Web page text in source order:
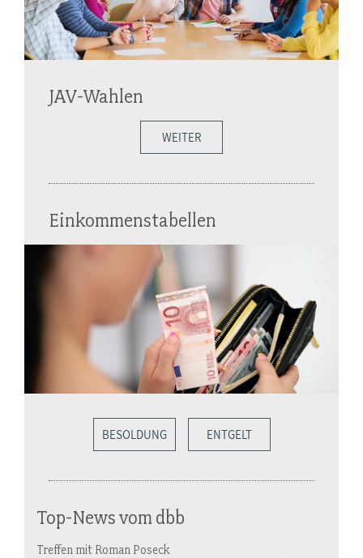
JAV-Wahlen
WEITER
Einkommenstabellen
BESOLDUNG ENTGELT
Top-News vom dbb
Treffen mit Roman Poseck